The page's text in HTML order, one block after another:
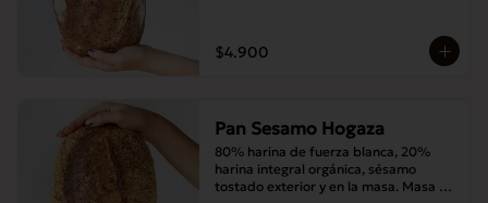
$4.900
Pan Sesamo Hogaza
80% harina de fuerza blanca, 20%
harina integral orgánica, sésamo
tostado exterior y en la masa. Masa